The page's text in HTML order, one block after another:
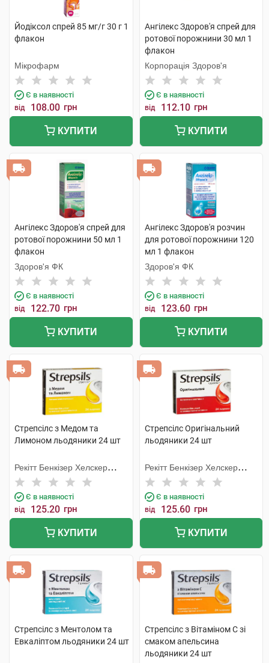
Йодіксол спрей 85 мг/г 30 г 1
флакон
Мікрофарм
Є в наявності
від 108.00 грн
КУПИТИ
Ангілекс Здоров'я спрей для
ротової порожнини 30 мл 1
флакон
Корпорація Здоров'я
Є в наявності
від 112.10 грн
КУПИТИ
Ангілекс Здоров'я спрей для
ротової порожнини 50 мл 1
флакон
Здоров'я ФК
Є в наявності
від 122.70 грн
КУПИТИ
Ангілекс Здоров'я розчин
для ротової порожнини 120
мл 1 флакон
Здоров'я ФК
Є в наявності
від 123.60 грн
КУПИТИ
Стрепсілс з Медом та
Лимоном льодяники 24 шт
Рекітт Бенкізер Хелскер
Інтернешнл
Є в наявності
від 125.20 грн
КУПИТИ
Стрепсілс Оригінальний
льодяники 24 шт
Рекітт Бенкізер Хелскер
Інтернешнл
Є в наявності
від 125.60 грн
КУПИТИ
Стрепсілс з Ментолом та
Евкаліптом льодяники 24 шт
Стрепсілс з Вітаміном C зі
смаком апельсина
льодяники 24 шт